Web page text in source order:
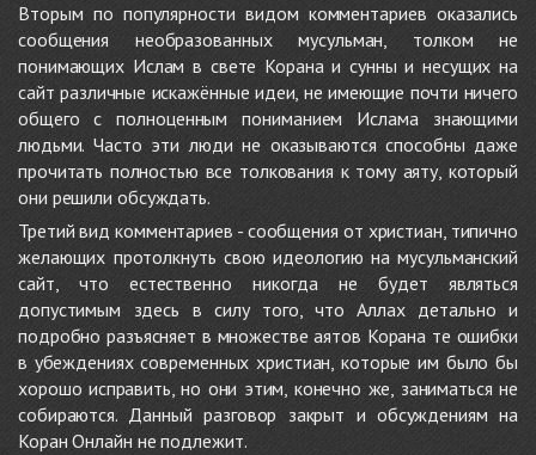
Вторым по популярности видом комментариев оказались
сообщения необразованных мусульман, толком не
понимающих Ислам в свете Корана и сунны и несущих на
сайт различные искажённые идеи, не имеющие почти ничего
общего с полноценным пониманием Ислама знающими
людьми. Часто эти люди не оказываются способны даже
прочитать полностью все толкования к тому аяту, который
они решили обсуждать.
Третий вид комментариев - сообщения от христиан, типично
желающих протолкнуть свою идеологию на мусульманский
сайт, что естественно никогда не будет являться
допустимым здесь в силу того, что Аллах детально и
подробно разъясняет в множестве аятов Корана те ошибки
в убеждениях современных христиан, которые им было бы
хорошо исправить, но они этим, конечно же, заниматься не
собираются. Данный разговор закрыт и обсуждениям на
Коран Онлайн не подлежит.